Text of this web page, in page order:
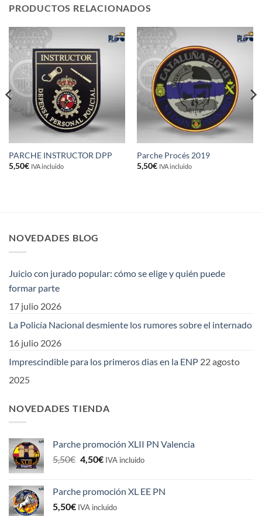
PRODUCTOS RELACIONADOS
PARCHE INSTRUCTOR DPP
5,50€ IVA incluido
Parche Procés 2019
5,50€ IVA incluido
NOVEDADES BLOG
Juicio con jurado popular: cómo se elige y quién puede
formar parte
17 julio 2026
La Policía Nacional desmiente los rumores sobre el internado
16 julio 2026
Imprescindible para los primeros dias en la ENP 22 agosto
2025
NOVEDADES TIENDA
Parche promoción XLII PN Valencia
5,50€ El
era:
5,50€.
4,50€El
es:
4,50€.
IVA incluido
Parche promoción XL EE PN
5,50€ IVA incluido